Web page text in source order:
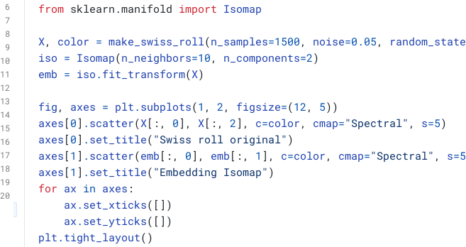
from sklearn.manifold import Isomap
X, color = make_swiss_roll(n_samples=1500 , noise=0.05 , random_state
iso = Isomap(n_neighbors=10 , n_components=2)
emb = iso . fit_transform(X)
fig , axes = plt . subplots(1 , 2 , figsize=(12 , 5))
axes [ 0 ] . scatter(X[:, 0 ], X[:, 2 ], c=color , cmap="Spectral" , s=5)
axes [ 0 ] . set_title( "Swiss roll original" )
axes [ 1 ] . scatter(emb [:, 0 ], emb [:, 1 ], c=color , cmap="Spectral" , s=5
axes [ 1 ] . set_title( "Embedding Isomap" )
for ax in axes :
ax . set_xticks([])
ax . set_yticks([])
plt . tight_layout()